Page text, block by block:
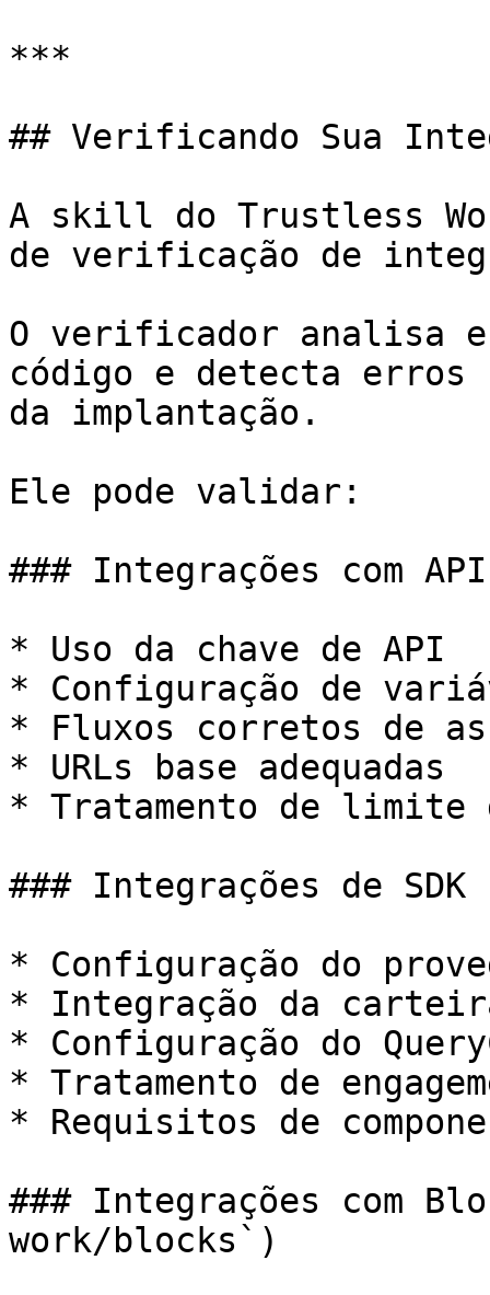
***
## Verificando Sua
A skill do Trustless
de verificação de
O verificador analisa
código e detecta erros
da implantação.
Ele pode validar:
### Integrações com API
* Uso da chave de API
* Configuração de
* Fluxos corretos de
* URLs base adequadas
* Tratamento de limite
### Integrações de
* Configuração do
* Integração da
* Configuração do
* Tratamento de
* Requisitos de
### Integrações com
work/blocks`)